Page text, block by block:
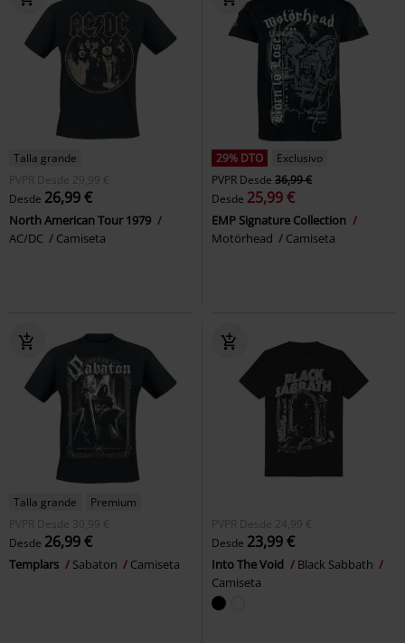
Talla grande
PVPR
Desde 29,99 €
Desde 26,99 €
North American Tour 1979
AC/DC
Camiseta
29% DTO
Exclusivo
PVPR Desde 36,99 €
Desde 25,99 €
EMP Signature Collection
Motörhead
Camiseta
Talla grande
Premium
PVPR
Desde 30,99 €
Desde 26,99 €
Templars Sabaton Camiseta
PVPR Desde 24,99 €
Desde 23,99 €
Into The Void
Black Sabbath
Camiseta